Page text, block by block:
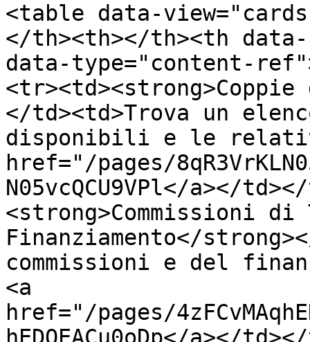
<table data-
</th><th></th><th
data-type="content-
</td><td>Trova un
disponibili e le
href="/pages/
N05vcQCU9VPl</a></
<strong>Commissioni di
Finanziamento</
commissioni e del
<a
href="/pages/